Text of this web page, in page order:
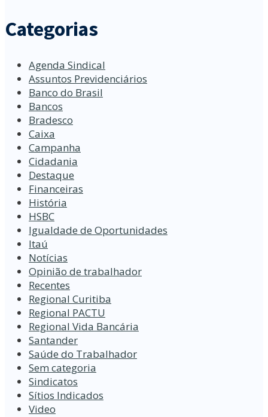
Categorias
Agenda Sindical
Assuntos Previdenciários
Banco do Brasil
Bancos
Bradesco
Caixa
Campanha
Cidadania
Destaque
Financeiras
História
HSBC
Igualdade de Oportunidades
Itaú
Notícias
Opinião de trabalhador
Recentes
Regional Curitiba
Regional PACTU
Regional Vida Bancária
Santander
Saúde do Trabalhador
Sem categoria
Sindicatos
Sítios Indicados
Video